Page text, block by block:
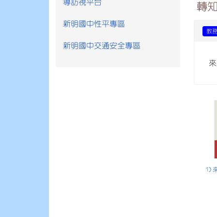
轉
教
1)
導訪視平台
新明國中性平專區
新明國中交通安全專區